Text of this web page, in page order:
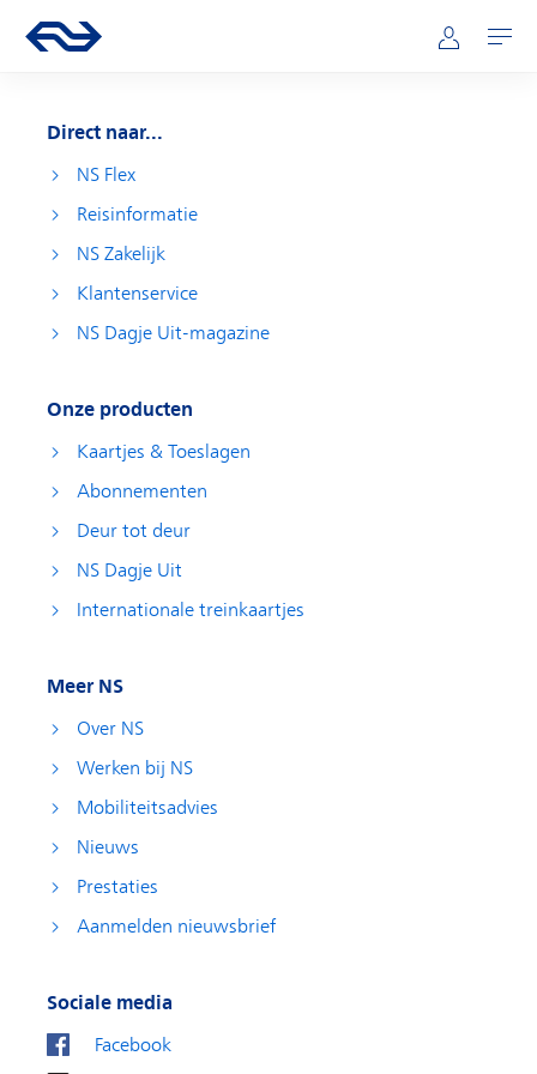
Hoofdnavigatie
Ga naar de homepage van ns.nl Mijn NS
Openen
Direct naar...
NS Flex
Reisinformatie
NS Zakelijk
Klantenservice
NS Dagje Uit-magazine
Onze producten
Kaartjes & Toeslagen
Abonnementen
Deur tot deur
NS Dagje Uit
Internationale treinkaartjes
Meer NS
Over NS
Werken bij NS
Mobiliteitsadvies
Nieuws
Prestaties
Aanmelden nieuwsbrief
Sociale media
Facebook